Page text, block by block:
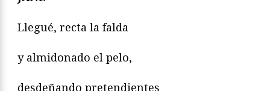
Llegué, recta la falda
y almidonado el pelo,
desdeñando pretendientes